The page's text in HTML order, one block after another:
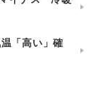
「高い」確